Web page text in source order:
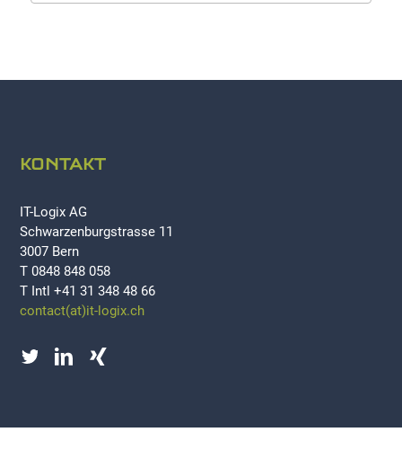
KONTAKT
IT-Logix AG
Schwarzenburgstrasse 11
3007 Bern
T 0848 848 058
T Intl +41 31 348 48 66
contact(at)it-logix.ch